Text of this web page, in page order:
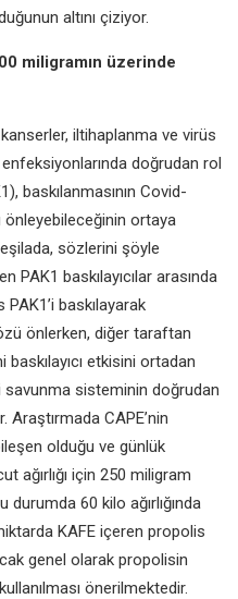
altını çiziyor.
miligramın üzerinde
iltihaplanma ve virüs
doğrudan rol
baskılanmasının Covid-
önleyebileceğinin ortaya
sözlerini şöyle
PAK1 baskılayıcılar arasında
baskılayarak
önlerken, diğer taraftan
baskılayıcı etkisini ortadan
savunma sisteminin doğrudan
CAPE’nin
olduğu ve günlük
ağırlığı için 250 miligram
durumda 60 kilo ağırlığında
KAFE içeren propolis
genel olarak propolisin
önerilmektedir.